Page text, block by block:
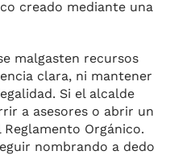
creado mediante una
malgasten recursos
clara, ni mantener
Si el alcalde
a asesores o abrir un
Orgánico.
nombrando a dedo